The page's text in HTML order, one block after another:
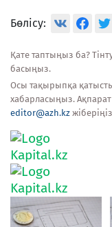
Бөлісу:
Қате таптыңыз ба?
басыңыз.
Осы тақырыпқа
хабарласыңыз.
editor@azh.kz